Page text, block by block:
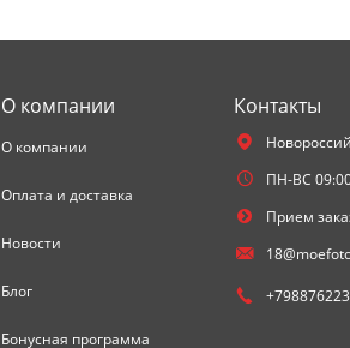
О компании
О компании
Оплата и доставка
Новости
Блог
Бонусная программа
Контакты
ПН-ВС
Прием